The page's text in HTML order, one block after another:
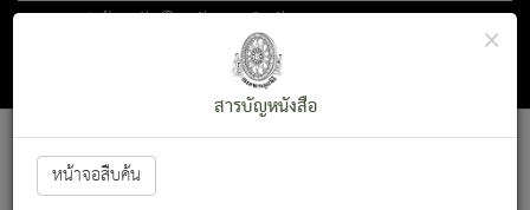
ตอน 1 ว่าด้วย สัตว์โลกกับจตุราริยสัจ
สารบัญ×
สารบัญหนังสือ
หน้าจอสืบค้น
Font :15 ]||